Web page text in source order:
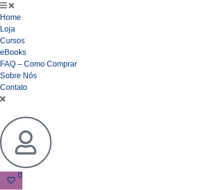
Home
Loja
Cursos
eBooks
FAQ – Como Comprar
Sobre Nós
Contato
0